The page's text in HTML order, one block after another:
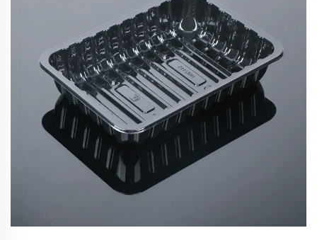
Εθνικό Κέντρο Εκθέσεων και Συνεδρίων (Σανγκάη) f...